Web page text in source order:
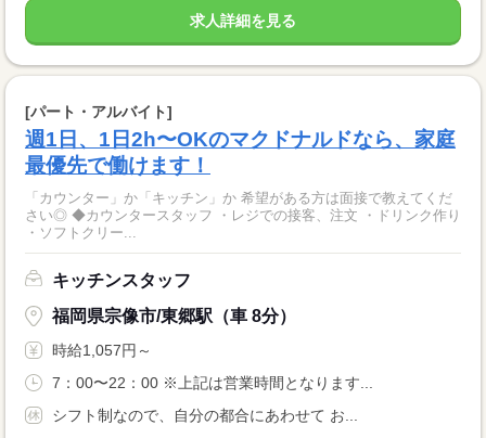
求人詳細を見る
[パート・アルバイト]
週1日、1日2h〜OKのマクドナルドなら、家庭
最優先で働けます！
「カウンター」か「キッチン」か 希望がある方は面接で教えてくだ
さい◎ ◆カウンタースタッフ ・レジでの接客、注文 ・ドリンク作り
・ソフトクリー...
キッチンスタッフ
福岡県宗像市/東郷駅（車 8分）
時給1,057円～
7：00〜22：00 ※上記は営業時間となります...
シフト制なので、自分の都合にあわせて お...